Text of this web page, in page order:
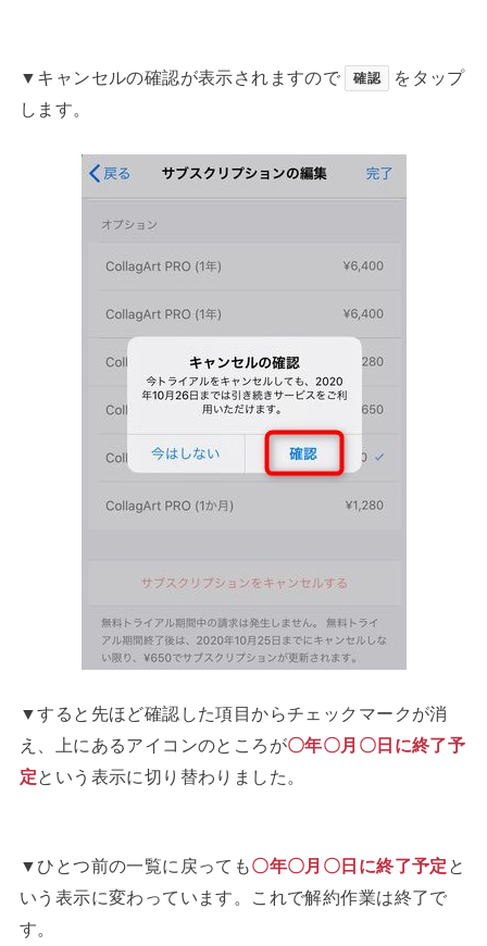
▼キャンセルの確認が表示されますので 確認
をタップ
します。
▼すると先ほど確認した項目からチェックマークが消
え、上にあるアイコンのところが〇年〇月〇日に終了予
定という表示に切り替わりました。
▼ひとつ前の一覧に戻っても〇年〇月〇日に終了予定 と
いう表示に変わっています。これで解約作業は終了で
す。